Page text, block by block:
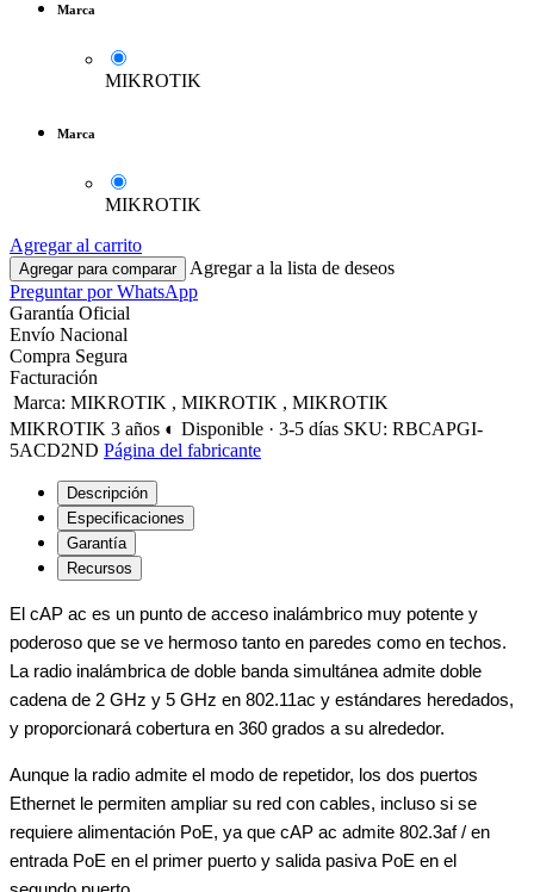
Marca
MIKROTIK
Marca
MIKROTIK
Agregar al carrito
Agregar para comparar
Agregar a la lista de deseos
Preguntar por WhatsApp
Garantía Oficial
Envío Nacional
Compra Segura
Facturación
Marca: MIKROTIK , MIKROTIK , MIKROTIK
MIKROTIK 3 años ◐ Disponible · 3-5 días SKU: RBCAPGI-
5ACD2ND Página del fabricante
Descripción
Especificaciones
Garantía
Recursos
El cAP ac es un punto de acceso inalámbrico muy potente y
poderoso que se ve hermoso tanto en paredes como en techos.
La radio inalámbrica de doble banda simultánea admite doble
cadena de 2 GHz y 5 GHz en 802.11ac y estándares heredados,
y proporcionará cobertura en 360 grados a su alrededor.
Aunque la radio admite el modo de repetidor, los dos puertos
Ethernet le permiten ampliar su red con cables, incluso si se
requiere alimentación PoE, ya que cAP ac admite 802.3af / en
entrada PoE en el primer puerto y salida pasiva PoE en el